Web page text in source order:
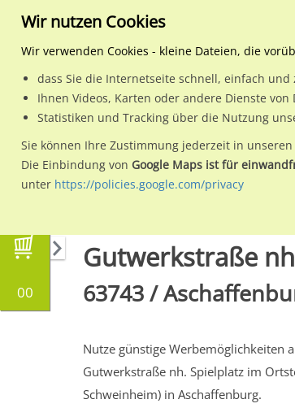
Wähle den Werbestandort:
00
Gutwerkstraße
63743 /
Nutze günstige Werbemöglichkeiten
Gutwerkstraße nh. Spielplatz im
Schweinheim) in Aschaffenburg.
Wir nutzen Cookies
Wir verwenden Cookies - kleine Dateien, die
dass Sie die Internetseite schnell, einfach
Ihnen Videos, Karten oder andere Dienste
Statistiken und Tracking über die Nutzung
Sie können Ihre Zustimmung jederzeit in unseren
Die Einbindung von Google Maps ist für
unter https://policies.google.com/privacy